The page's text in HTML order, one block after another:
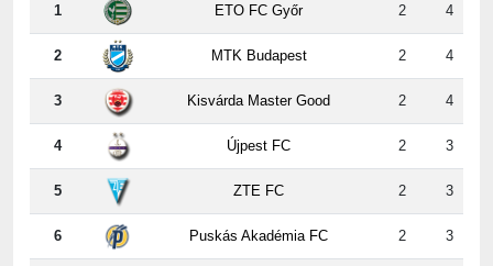
2 MTK Budapest 2 4
3 Kisvárda Master Good 2 4
4 Újpest FC 2 3
5 ZTE FC 2 3
6 Puskás Akadémia FC 2 3
7 PAKSI FC 2 3